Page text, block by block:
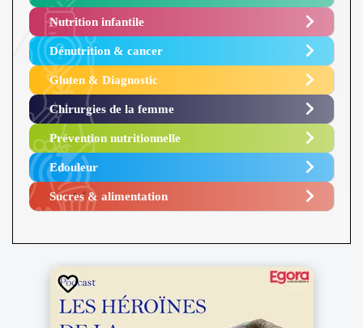
Nutrition infantile
Dénutrition & cancer
Gluten & Diagnostic
Chirurgies de la femme
Prévention nutritionnelle
Edouleur​
Sucres & alimentation​